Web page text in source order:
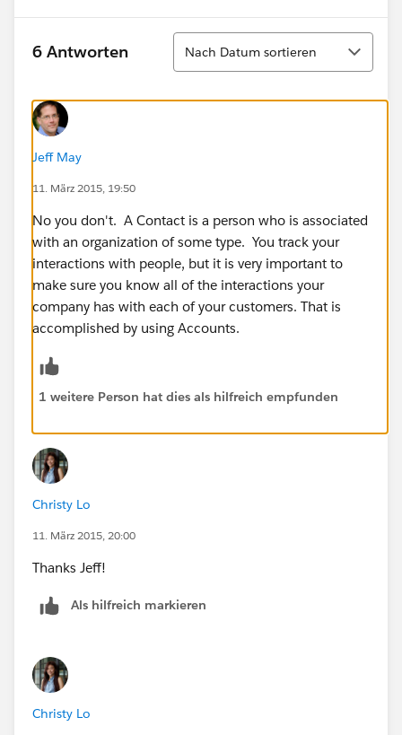
6 Antworten
Sortieren
Nach Datum sortieren
Jeff May
11. März 2015, 19:50
No you don't. A Contact is a person who is associated
with an organization of some type. You track your
interactions with people, but it is very important to
make sure you know all of the interactions your
company has with each of your customers. That is
accomplished by using Accounts.
1 weitere Person hat dies als hilfreich empfunden
Christy Lo
11. März 2015, 20:00
Thanks Jeff!
Als hilfreich markieren
Christy Lo